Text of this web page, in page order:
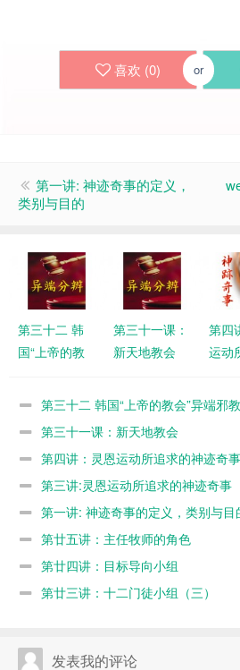
喜欢 (0) or
第一讲: 神迹奇事的定义，
类别与目的
第三十二 韩
国“上帝的教
的洗脑过程
第三十一课：
新天地教会
第四
运动
（二
第三十二 韩国“上帝的教会”异端邪
第三十一课：新天地教会
第四讲：灵恩运动所追求的神迹奇事
第三讲:灵恩运动所追求的神迹奇事
第一讲: 神迹奇事的定义，类别与目
第廿五讲：主任牧师的角色
第廿四讲：目标导向小组
第廿三讲：十二门徒小组（三）
发表我的评论